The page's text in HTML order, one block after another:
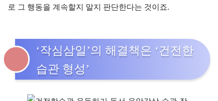
로 그 행동을 계속할지 말지 판단한다는 것이죠.
‘작심삼일’의 해결책은 ‘건전한
습관 형성’